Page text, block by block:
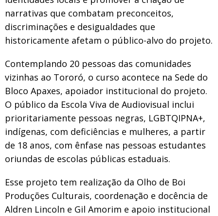
narrativas que combatam preconceitos,
discriminações e desigualdades que
historicamente afetam o público-alvo do projeto.
Contemplando 20 pessoas das comunidades
vizinhas ao Tororó, o curso acontece na Sede do
Bloco Apaxes, apoiador institucional do projeto.
O público da Escola Viva de Audiovisual inclui
prioritariamente pessoas negras, LGBTQIPNA+,
indígenas, com deficiências e mulheres, a partir
de 18 anos, com ênfase nas pessoas estudantes
oriundas de escolas públicas estaduais.
Esse projeto tem realização da Olho de Boi
Produções Culturais, coordenação e docência de
Aldren Lincoln e Gil Amorim e apoio institucional